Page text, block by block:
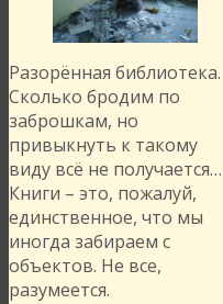
Разорённая библиотека.
Сколько бродим по
заброшкам, но
привыкнуть к такому
виду всё не получается…
Книги – это, пожалуй,
единственное, что мы
иногда забираем с
объектов. Не все,
разумеется.